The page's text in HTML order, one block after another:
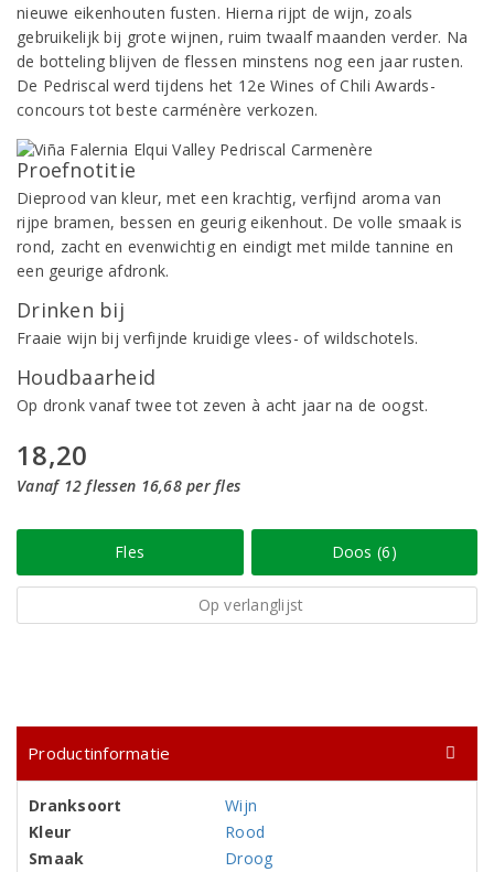
nieuwe eikenhouten fusten. Hierna rijpt de wijn, zoals
gebruikelijk bij grote wijnen, ruim twaalf maanden verder. Na
de botteling blijven de flessen minstens nog een jaar rusten.
De Pedriscal werd tijdens het 12e Wines of Chili Awards-
concours tot beste carménère verkozen.
Proefnotitie
Dieprood van kleur, met een krachtig, verfijnd aroma van
rijpe bramen, bessen en geurig eikenhout. De volle smaak is
rond, zacht en evenwichtig en eindigt met milde tannine en
een geurige afdronk.
Drinken bij
Fraaie wijn bij verfijnde kruidige vlees- of wildschotels.
Houdbaarheid
Op dronk vanaf twee tot zeven à acht jaar na de oogst.
18,20
Vanaf 12 flessen 16,68 per fles
Fles Doos (6)
Op verlanglijst
Productinformatie
Dranksoort
Wijn
Kleur
Rood
Smaak
Droog